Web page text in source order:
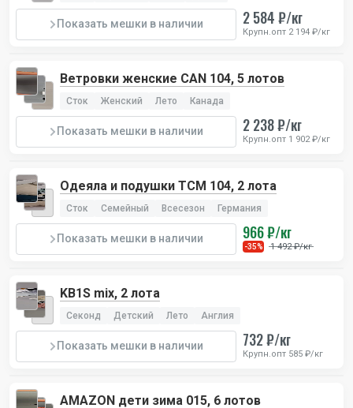
Показать мешки в наличии 2 584 ₽/кг
Крупн.опт 2 194 ₽/кг
Ветровки женские CAN 104, 5 лотов
Сток Женский Лето Канада
Показать мешки в наличии 2 238 ₽/кг
Крупн.опт 1 902 ₽/кг
Одеяла и подушки TCM 104, 2 лота
Сток Семейный Всесезон Германия
Показать мешки в наличии 966 ₽/кг
-35% 1 492 ₽/кг
KB1S mix, 2 лота
Секонд Детский Лето Англия
Показать мешки в наличии 732 ₽/кг
Крупн.опт 585 ₽/кг
AMAZON дети зима 015, 6 лотов